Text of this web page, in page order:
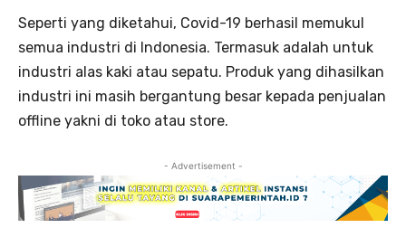
Seperti yang diketahui, Covid-19 berhasil memukul
semua industri di Indonesia. Termasuk adalah untuk
industri alas kaki atau sepatu. Produk yang dihasilkan
industri ini masih bergantung besar kepada penjualan
offline yakni di toko atau store.
- Advertisement -